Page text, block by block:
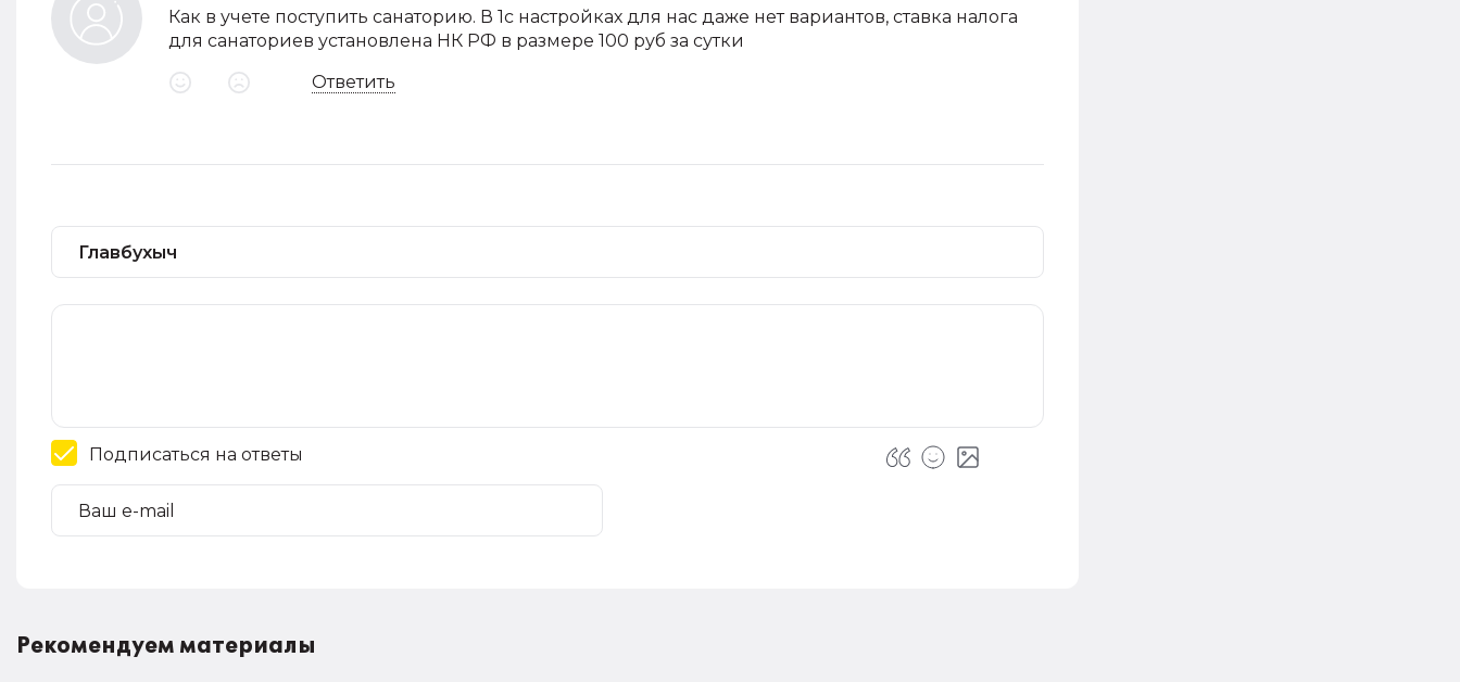
Как в учете поступить санаторию. В 1с настройках для нас даже нет вариантов, ставка налога
для санаториев установлена НК РФ в размере 100 руб за сутки
Ответить
Подписаться на ответы
Рекомендуем материалы